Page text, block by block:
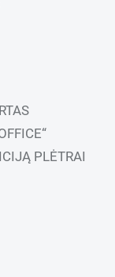
PLĖTRAI